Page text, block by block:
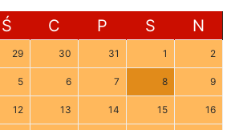
Ś C P S N
29 30 31 1 2
5 6 7 8 9
12 13 14 15 16